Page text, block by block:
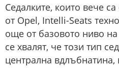
Седалките, които вече
от Opel, Intelli-Seats
още от базовото ниво
се хвалят, че този тип
централна вдлъбнатина,